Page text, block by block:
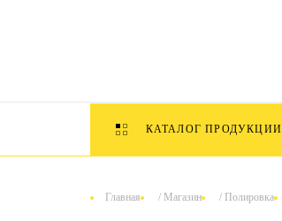
КАТАЛОГ ПРОДУКЦИИ
Главная / Магазин / Полировка